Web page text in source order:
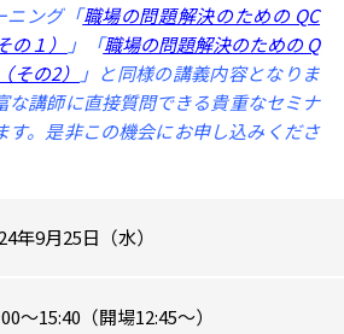
ニング「職場の問題解決のための QC
の１）
」「職場の問題解決のための Q
その2） 」と同様の講義内容となりま
な講師に直接質問できる貴重なセミナ
す。是非この機会にお申し込みくださ
年9月25日（水）
～15:40（開場12:45～）